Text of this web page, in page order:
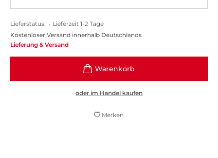
Lieferstatus: • Lieferzeit 1-2 Tage
Kostenloser Versand innerhalb Deutschlands
Lieferung & Versand
oder im Handel kaufen
Merken